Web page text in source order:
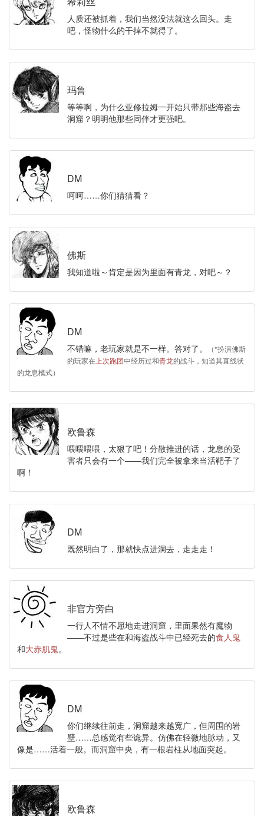
人质还被抓着，我们当然没法就这么回头。走
吧，怪物什么的干掉不就得了。
玛鲁
等等啊，为什么亚修拉姆一开始只带那些海盗去
洞窟？明明他那些同伴才更强吧。
DM
呵呵……你们猜猜看？
佛斯
我知道啦～肯定是因为里面有青龙，对吧～？
DM
不错嘛，老玩家就是不一样。答对了。
（*扮演佛斯
的玩家在 上次跑团中经历过和青龙的战斗，知道其直线状
的龙息模式）
欧鲁森
喂喂喂喂，太狠了吧！分散推进的话，龙息的受
害者只会有一个——我们完全被拿来当活靶子了
啊！
DM
既然明白了，那就快点进洞去，走走走！
非官方旁白
一行人不情不愿地走进洞窟，里面果然有魔物
——不过是些在和海盗战斗中已经死去的食人鬼
和大赤肌鬼。
DM
你们继续往前走，洞窟越来越宽广，但周围的岩
壁……总感觉有些诡异。仿佛在轻微地脉动，又
像是……活着一般。而洞窟中央，有一根岩柱从地面突起。
欧鲁森